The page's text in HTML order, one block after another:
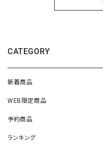
CATEGORY
新着商品
WEB限定商品
予約商品
ランキング